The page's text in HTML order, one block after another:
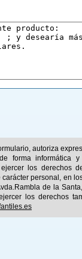
autoriza
forma informática y
los derechos
personal, en
de la
los derechos